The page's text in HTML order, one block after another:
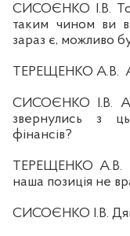
СИСОЄНКО І.В.
таким чином ви
зараз є, можливо
ТЕРЕЩЕНКО А.В.
СИСОЄНКО І.В. А
звернулись з
фінансів?
ТЕРЕЩЕНКО А.В.
наша позиція не
СИСОЄНКО І. В.